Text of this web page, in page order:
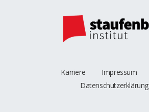
Karriere Impressum
Datenschutzerklärung